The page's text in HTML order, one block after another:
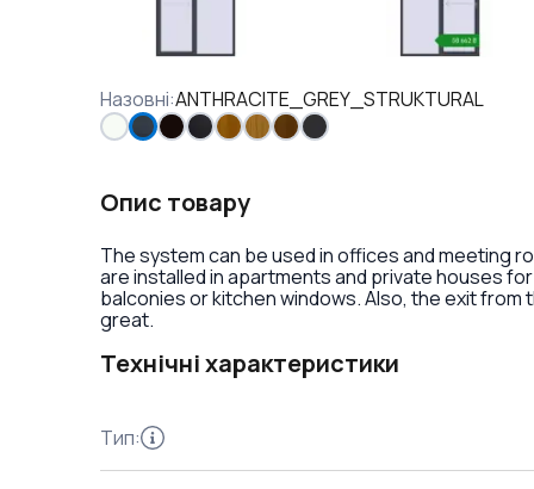
Назовні:ANTHRACITE_GREY_STRUKTURAL
Опис товару
The system can be used in offices and meeting
are installed in apartments and private houses
balconies or kitchen windows. Also, the exit
great.
Технічні характеристики
Тип: